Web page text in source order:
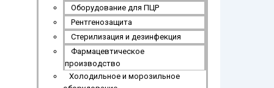
Оборудование для ПЦР
Рентгенозащита
Стерилизация и дезинфекция
Фармацевтическое
производство
Холодильное и морозильное